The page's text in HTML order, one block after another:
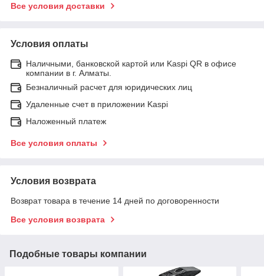
Все условия доставки
Условия оплаты
Наличными, банковской картой или Kaspi QR в офисе
компании в г. Алматы.
Безналичный расчет для юридических лиц
Удаленные счет в приложении Kaspi
Наложенный платеж
Все условия оплаты
Условия возврата
Возврат товара в течение 14 дней по договоренности
Все условия возврата
Подобные товары компании